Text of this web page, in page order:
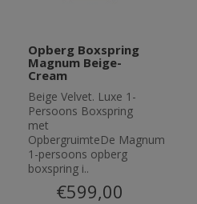
Opberg Boxspring
Magnum Beige-
Cream
Beige Velvet. Luxe 1-
Persoons Boxspring
met
OpbergruimteDe Magnum
1-persoons opberg
boxspring i..
€599,00